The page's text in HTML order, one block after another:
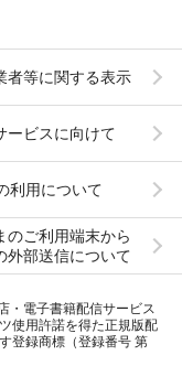
者等に関する表示
ービスに向けて
利用について
のご利用端末から
外部送信について
・電子書籍配信サービス
使用許諾を得た正規版配
登録商標（登録番号 第